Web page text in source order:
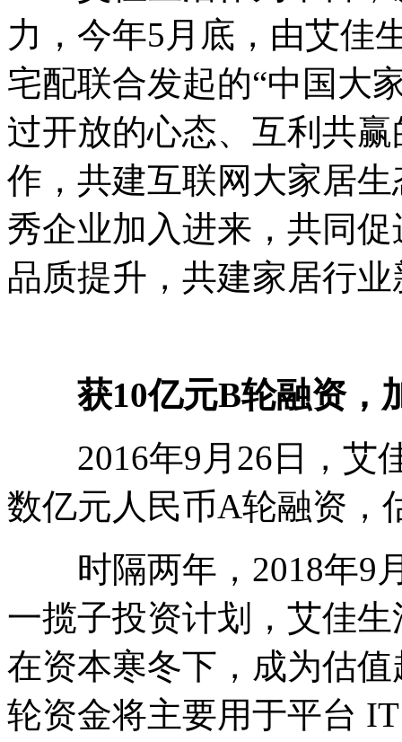
力，今年5月底，由艾佳
宅配联合发起的“中国大
过开放的心态、互利共
作，共建互联网大家居
秀企业加入进来，共同
品质提升，共建家居行
获10亿元B轮融资，
2016年9月26日，艾
数亿元人民币A轮融资，
时隔两年，2018年9
一揽子投资计划，艾佳
在资本寒冬下，成为估
轮资金将主要用于平台